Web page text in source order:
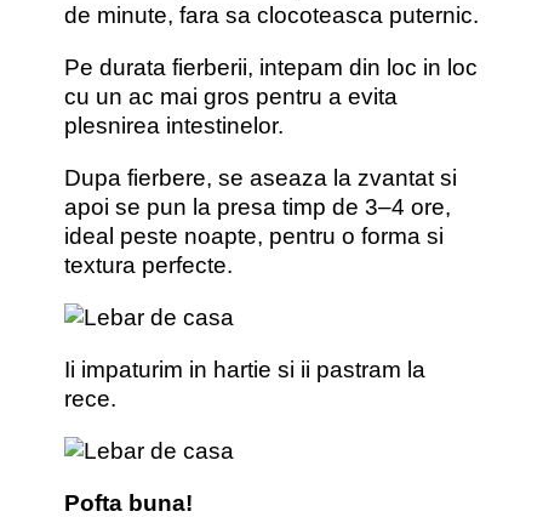
de minute, fara sa clocoteasca puternic.
Pe durata fierberii, intepam din loc in loc
cu un ac mai gros pentru a evita
plesnirea intestinelor.
Dupa fierbere, se aseaza la zvantat si
apoi se pun la presa timp de 3–4 ore,
ideal peste noapte, pentru o forma si
textura perfecte.
Ii impaturim in hartie si ii pastram la
rece.
Pofta buna!